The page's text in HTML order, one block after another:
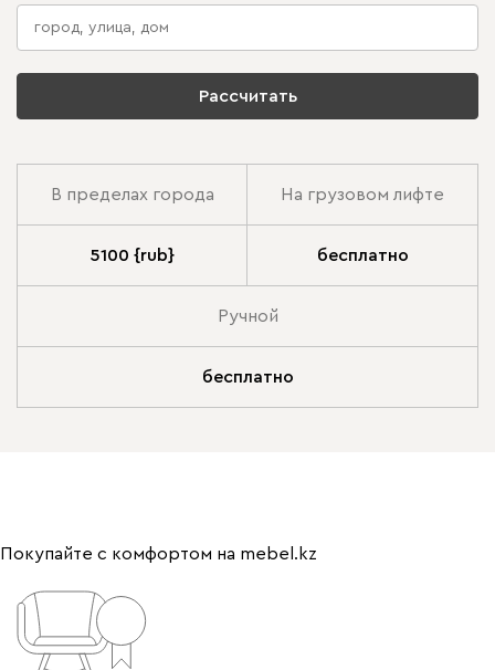
Рассчитать
В пределах города На грузовом лифте
5100 {rub} бесплатно
Ручной
бесплатно
Покупайте с комфортом на mebel.kz